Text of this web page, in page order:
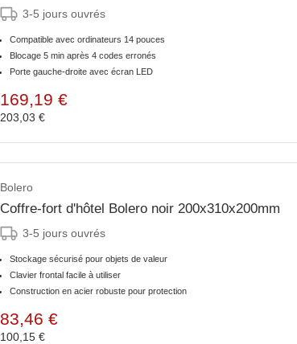
3-5 jours ouvrés
Compatible avec ordinateurs 14 pouces
Blocage 5 min après 4 codes erronés
Porte gauche-droite avec écran LED
169,19 €
203,03 €
Bolero
Coffre-fort d'hôtel Bolero noir 200x310x200mm
3-5 jours ouvrés
Stockage sécurisé pour objets de valeur
Clavier frontal facile à utiliser
Construction en acier robuste pour protection
83,46 €
100,15 €